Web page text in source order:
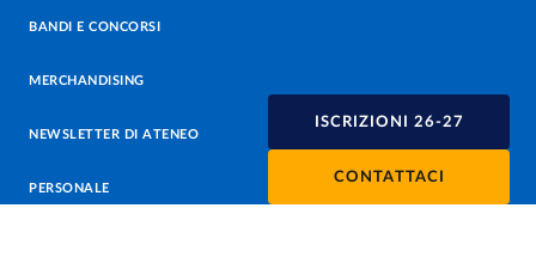
ISCRIZIONI 26-27
CONTATTACI
BANDI E CONCORSI
MERCHANDISING
NEWSLETTER DI ATENEO
PERSONALE